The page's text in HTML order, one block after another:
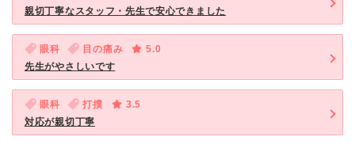
親切丁寧なスタッフ・先生で安心できました
眼科 目の痛み
5.0
先生がやさしいです
眼科 打撲
3.5
対応が親切丁寧